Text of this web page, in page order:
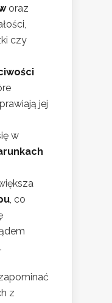
oraz
czy
jej
w
, co
z